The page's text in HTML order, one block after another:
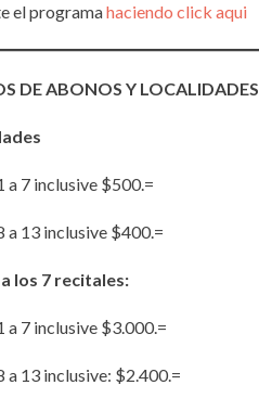
el programahaciendo click aqui
DE ABONOS Y LOCALIDADES
a 7 inclusive $500.=
a 13 inclusive $400.=
los 7 recitales:
a 7 inclusive $3.000.=
a 13 inclusive: $2.400.=